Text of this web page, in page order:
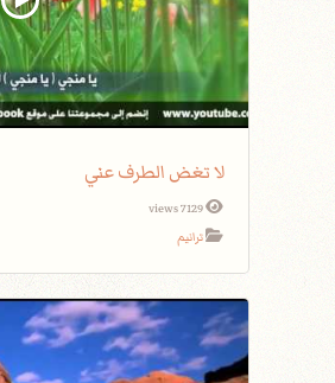
لا تغض الطرف عني
7129 views
ترانيم